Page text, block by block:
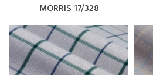
MORRIS 17/328